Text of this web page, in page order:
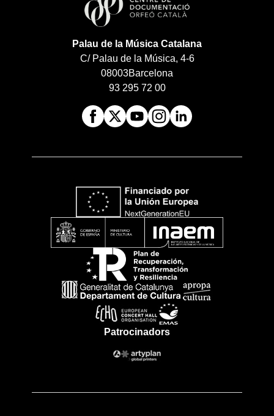
Palau de la Música Catalana
C/ Palau de la Música, 4-6
08003Barcelona
93 295 72 00
Patrocinadors